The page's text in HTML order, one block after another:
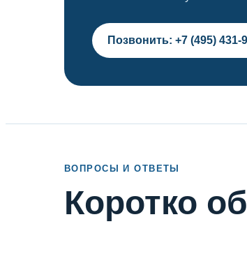
Позвонить: +7 (495) 431-
ВОПРОСЫ И ОТВЕТЫ
Коротко